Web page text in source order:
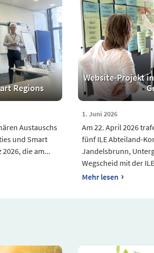
Regions
Austauschs
und Smart
2026, die am...
Website-Projekt
1. Juni 2026
Am 22. April 2026
fünf ILE Abteiland-
Jandelsbrunn,
Wegscheid mit der
Mehr lesen ›